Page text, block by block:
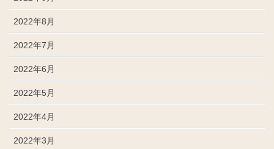
2022年8月
2022年7月
2022年6月
2022年5月
2022年4月
2022年3月